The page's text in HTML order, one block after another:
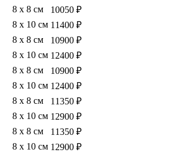
8 х 8 см
10050 ₽
8 х 10 см 11400 ₽
8 х 8 см
10900 ₽
8 х 10 см 12400 ₽
8 х 8 см
10900 ₽
8 х 10 см 12400 ₽
8 х 8 см
11350 ₽
8 х 10 см 12900 ₽
8 х 8 см
11350 ₽
8 х 10 см 12900 ₽